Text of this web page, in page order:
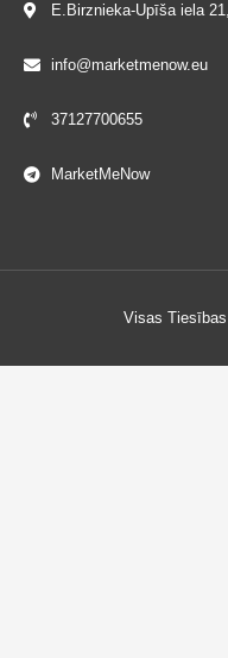
E.Birznieka-Upīša iela
info@marketmenow.eu
37127700655
MarketMeNow
Visas